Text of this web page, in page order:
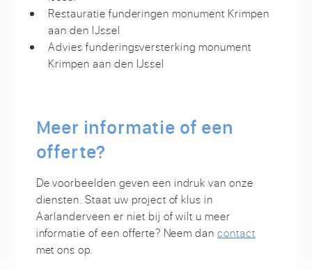
Restauratie funderingen monument Krimpen
aan den IJssel
Advies funderingsversterking monument
Krimpen aan den IJssel
Meer informatie of een
offerte?
De voorbeelden geven een indruk van onze
diensten. Staat uw project of klus in
Aarlanderveen er niet bij of wilt u meer
informatie of een offerte? Neem dancontact
met ons op.